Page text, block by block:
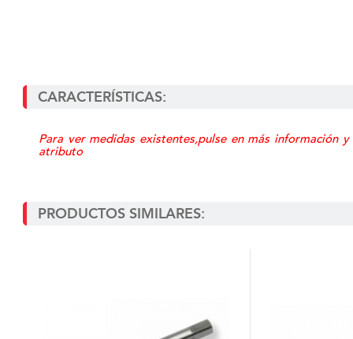
CARACTERÍSTICAS:
Para ver medidas existentes,pulse en más información y
atributo
PRODUCTOS SIMILARES: